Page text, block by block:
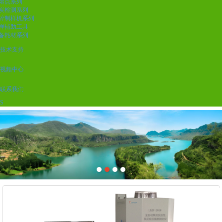
检测系列
制样机系列
辅助工具
耗材系列
技术支持
视频中心
联系我们